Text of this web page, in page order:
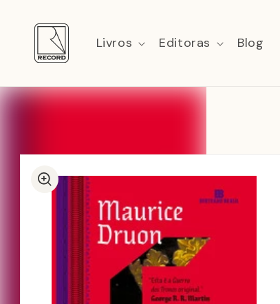
conteúdo
Livros Editoras Blog